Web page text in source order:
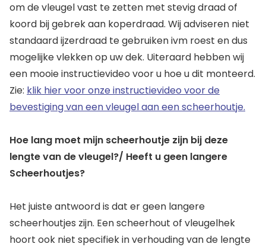
om de vleugel vast te zetten met stevig draad of
koord bij gebrek aan koperdraad. Wij adviseren niet
standaard ijzerdraad te gebruiken ivm roest en dus
mogelijke vlekken op uw dek. Uiteraard hebben wij
een mooie instructievideo voor u hoe u dit monteerd.
Zie: klik hier voor onze instructievideo voor de
bevestiging van een vleugel aan een scheerhoutje.
Hoe lang moet mijn scheerhoutje zijn bij deze
lengte van de vleugel?/ Heeft u geen langere
Scheerhoutjes?
Het juiste antwoord is dat er geen langere
scheerhoutjes zijn. Een scheerhout of vleugelhek
hoort ook niet specifiek in verhouding van de lengte